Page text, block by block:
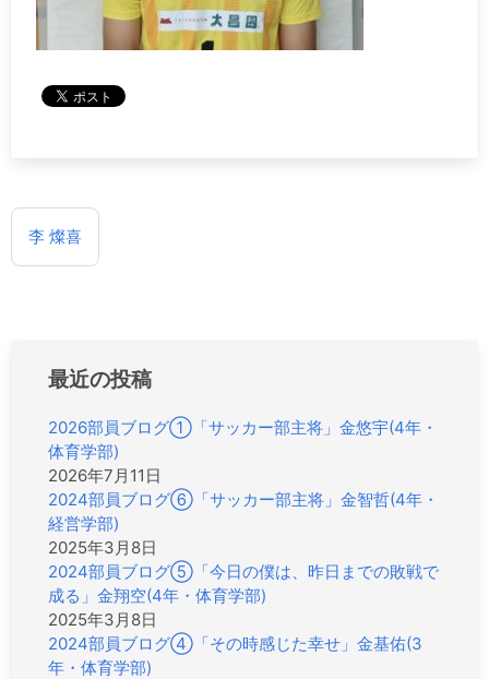
投
ナ
李 燦喜
最近の投稿
2026部員ブログ①「サッカー部主将」金悠宇(4年・
体育学部)
2026年7月11日
2024部員ブログ⑥「サッカー部主将」金智哲(4年・
経営学部)
2025年3月8日
2024部員ブログ⑤「今日の僕は、昨日までの敗戦で
成る」金翔空(4年・体育学部)
2025年3月8日
2024部員ブログ④「その時感じた幸せ」金基佑(3
年・体育学部)